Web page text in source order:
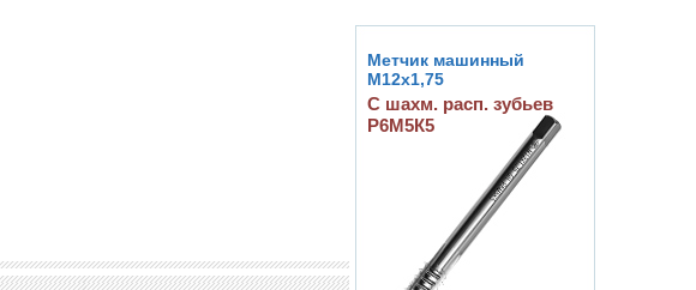
Метчик машинный
М12х1,75
С шахм. расп. зубьев
Р6М5К5